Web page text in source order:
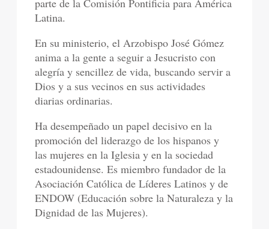
Latina.
En su ministerio, el Arzobispo José Gómez
anima a la gente a seguir a Jesucristo con
alegría y sencillez de vida, buscando servir a
Dios y a sus vecinos en sus actividades
diarias ordinarias.
Ha desempeñado un papel decisivo en la
promoción del liderazgo de los hispanos y
las mujeres en la Iglesia y en la sociedad
estadounidense. Es miembro fundador de la
Asociación Católica de Líderes Latinos y de
ENDOW (Educación sobre la Naturaleza y la
Dignidad de las Mujeres).